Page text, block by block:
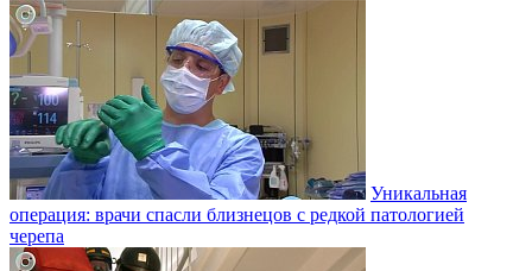
Уникальная
операция: врачи спасли близнецов с редкой патологией
черепа